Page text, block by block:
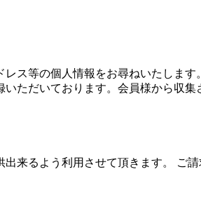
ス等の個人情報をお尋ねいたしま
ただいております。会員様から収
来るよう利用させて頂きます。 ご